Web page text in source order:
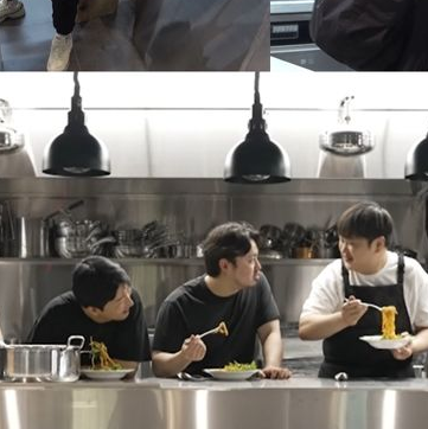
급 기존 사고방식 매달리지 말고 과감히
트' 합의…북쪽 인바운드·남쪽 아웃바
폭염중대경보, 폭염경보로 하향
' 안동·의성 관할 4개 면 특별재난지역
정원 초과 시 낮은 계급 임용…희망지 못
곳 소나기·강원 많은 비[내일날씨]
에 54조 투자…"AI 메모리 수요 선제 대
, 아제르바이잔 투란VC 입단
여다보니…한국 축구 '5승 2무'
내린 798.81마감
…0.60% 내린 6258.77에 마쳐
린 1416.1원 마감
울, 2018년 이후 첫 40도